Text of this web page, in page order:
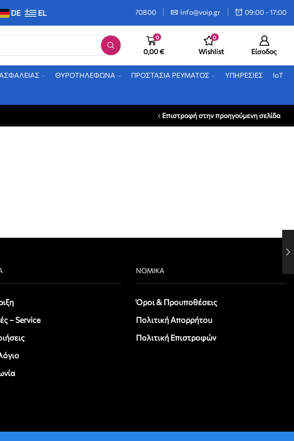
DE EL 2106470800 info@voip.gr 09:00 - 17:00
0
0,00€
0
Wishlist Είσοδος
ΘΥΡΟΤΗΛΕΦΩΝΑ ΠΡΟΣΤΑΣΙΑ ΡΕΥΜΑΤΟΣ ΥΠΗΡΕΣΙΕΣ IoT
Επιστροφή στην προηγούμενη σελίδα
– Service
ΝΟΜΙΚΆ
Όροι & Προυποθέσεις
Πολιτική Απορρήτου
Πολιτική Επιστροφών